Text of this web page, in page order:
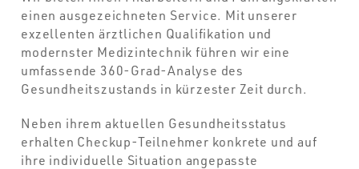
einen ausgezeichneten Service. Mit unserer
exzellenten ärztlichen Qualifikation und
modernster Medizintechnik führen wir eine
umfassende 360-Grad-Analyse des
Gesundheitszustands in kürzester Zeit durch.
Neben ihrem aktuellen Gesundheitsstatus
erhalten Checkup-Teilnehmer konkrete und auf
ihre individuelle Situation angepasste